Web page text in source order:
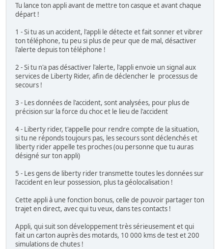
Tu lance ton appli avant de mettre ton casque et avant chaque
départ !
1 - Si tu as un accident, l'appli le détecte et fait sonner et vibrer
ton téléphone, tu peu si plus de peur que de mal, désactiver
l'alerte depuis ton téléphone !
2 - Si tu n'a pas désactiver l'alerte, l'appli envoie un signal aux
services de Liberty Rider, afin de déclencher le processus de
secours !
3 - Les données de l'accident, sont analysées, pour plus de
précision sur la force du choc et le lieu de l'accident
4 - Liberty rider, t'appelle pour rendre compte de la situation,
si tu ne réponds toujours pas, les secours sont déclenchés et
liberty rider appelle tes proches (ou personne que tu auras
désigné sur ton appli)
5 - Les gens de liberty rider transmette toutes les données sur
l'accident en leur possession, plus ta géolocalisation !
Cette appli à une fonction bonus, celle de pouvoir partager ton
trajet en direct, avec qui tu veux, dans tes contacts !
Appli, qui suit son développement très sérieusement et qui
fait un carton auprès des motards, 10 000 kms de test et 200
simulations de chutes !